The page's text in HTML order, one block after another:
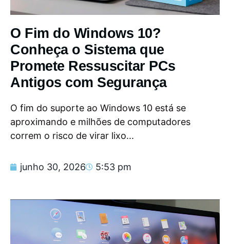
O Fim do Windows 10?
Conheça o Sistema que
Promete Ressuscitar PCs
Antigos com Segurança
O fim do suporte ao Windows 10 está se
aproximando e milhões de computadores
correm o risco de virar lixo...
junho 30, 2026 5:53 pm